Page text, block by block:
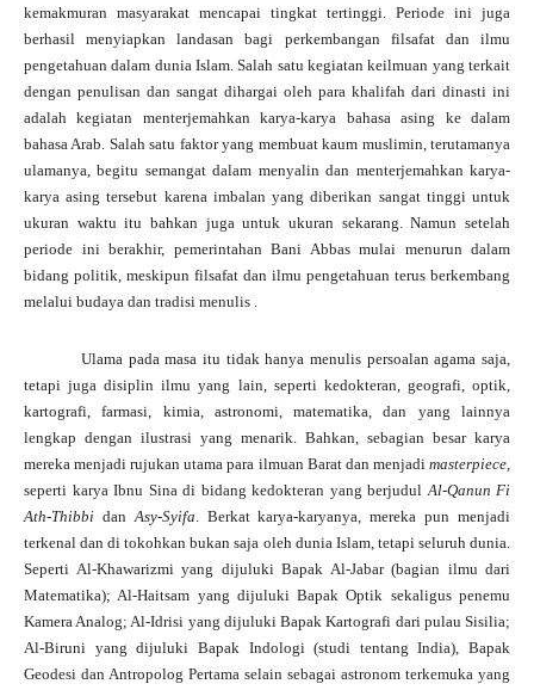
kemakmuran masyarakat mencapai tingkat tertinggi. Periode ini juga
berhasil menyiapkan landasan bagi perkembangan filsafat dan ilmu
pengetahuan dalam dunia Islam. Salah satu kegiatan keilmuan yang terkait
dengan penulisan dan sangat dihargai oleh para khalifah dari dinasti ini
adalah kegiatan menterjemahkan karya-karya bahasa asing ke dalam
bahasa Arab. Salah satu faktor yang membuat kaum muslimin, terutamanya
ulamanya, begitu semangat dalam menyalin dan menterjemahkan karya-
karya asing tersebut karena imbalan yang diberikan sangat tinggi untuk
ukuran waktu itu bahkan juga untuk ukuran sekarang. Namun setelah
periode ini berakhir, pemerintahan Bani Abbas mulai menurun dalam
bidang politik, meskipun filsafat dan ilmu pengetahuan terus berkembang
melalui budaya dan tradisi menulis .
Ulama pada masa itu tidak hanya menulis persoalan agama saja,
tetapi juga disiplin ilmu yang lain, seperti kedokteran, geografi, optik,
kartografi, farmasi, kimia, astronomi, matematika, dan yang lainnya
lengkap dengan ilustrasi yang menarik. Bahkan, sebagian besar karya
mereka menjadi rujukan utama para ilmuan Barat dan menjadi masterpiece,
seperti karya Ibnu Sina di bidang kedokteran yang berjudulAl-Qanun Fi
Ath-Thibbi danAsy-Syifa. Berkat karya-karyanya, mereka pun menjadi
terkenal dan di tokohkan bukan saja oleh dunia Islam, tetapi seluruh dunia.
Seperti Al-Khawarizmi yang dijuluki Bapak Al-Jabar (bagian ilmu dari
Matematika); Al-Haitsam yang dijuluki Bapak Optik sekaligus penemu
Kamera Analog; Al-Idrisi yang dijuluki Bapak Kartografi dari pulau Sisilia;
Al-Biruni yang dijuluki Bapak Indologi (studi tentang India), Bapak
Geodesi dan Antropolog Pertama selain sebagai astronom terkemuka yang